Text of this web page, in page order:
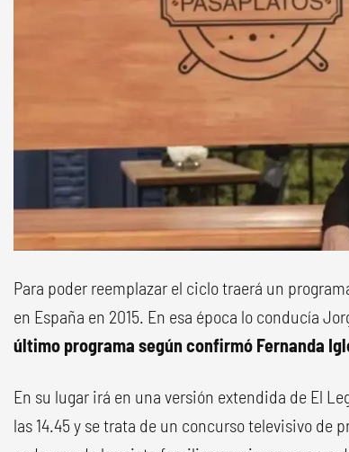
Para poder reemplazar el ciclo traerá un
en España en 2015. En esa época lo conducía
último programa según confirmó Fernanda
En su lugar irá en una versión extendida de El
las 14.45 y se trata de un concurso televisivo de